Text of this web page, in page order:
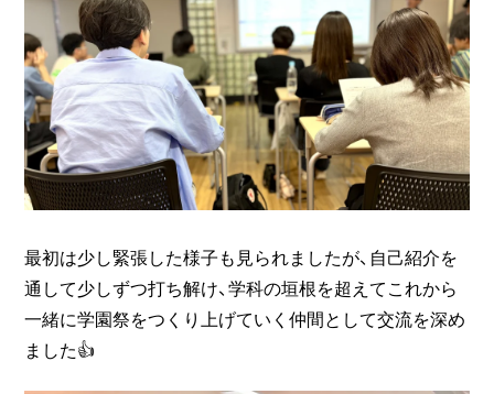
最初は少し緊張した様子も見られましたが、自己紹介を
通して少しずつ打ち解け、学科の垣根を超えてこれから
一緒に学園祭をつくり上げていく仲間として交流を深め
ました👍